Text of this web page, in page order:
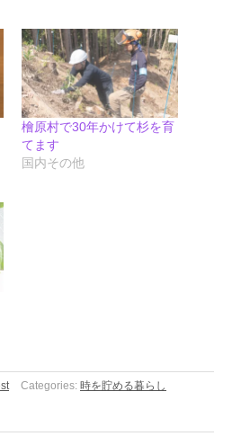
檜原村で30年かけて杉を育
てます
国内その他
Categories: 時を貯める暮らし